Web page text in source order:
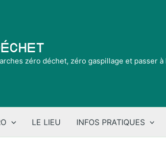
zéro déchet, zéro gaspillage et passer à
LE LIEU INFOS PRATIQUES